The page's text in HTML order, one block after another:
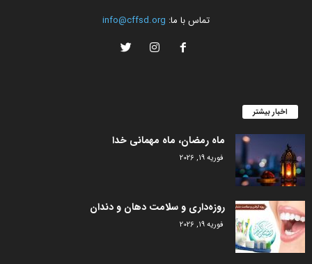
تماس با ما: info@cffsd.org
اخبار بیشتر
ماه رمضان، ماه مهمانی خدا
فوریه 19, 2026
روزه‌داری و سلامت دهان و دندان
فوریه 19, 2026